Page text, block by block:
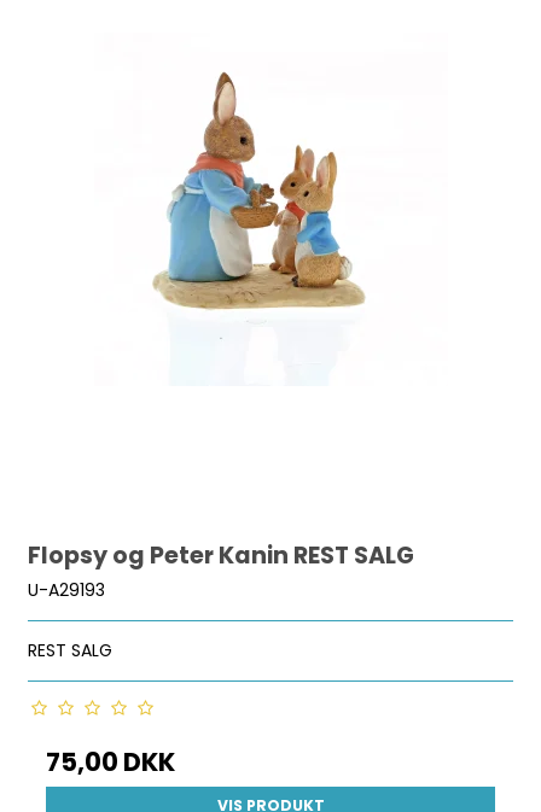
Flopsy og Peter Kanin REST SALG
U-A29193
REST SALG
75,00 DKK
VIS PRODUKT